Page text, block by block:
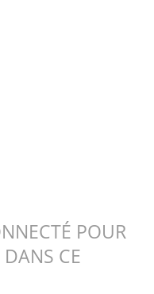
POUR
DANS CE